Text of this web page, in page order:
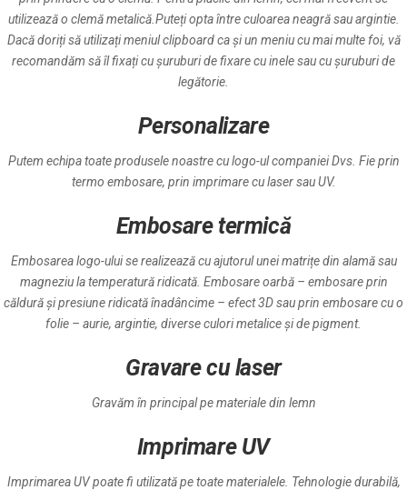
utilizează o clemă metalică.Puteți opta între culoarea neagră sau argintie.
Dacă doriți să utilizați meniul clipboard ca și un meniu cu mai multe foi, vă
recomandăm să îl fixați cu șuruburi de fixare cu inele sau cu șuruburi de
legătorie.
Personalizare
Putem echipa toate produsele noastre cu logo-ul companiei Dvs. Fie prin
termo embosare, prin imprimare cu laser sau UV.
Embosare termică
Embosarea logo-ului se realizează cu ajutorul unei matrițe din alamă sau
magneziu la temperatură ridicată. Embosare oarbă – embosare prin
căldură și presiune ridicată înadâncime – efect 3D sau prin embosare cu o
folie – aurie, argintie, diverse culori metalice și de pigment.
Gravare cu laser
Gravăm în principal pe materiale din lemn
Imprimare UV
Imprimarea UV poate fi utilizată pe toate materialele. Tehnologie durabilă,